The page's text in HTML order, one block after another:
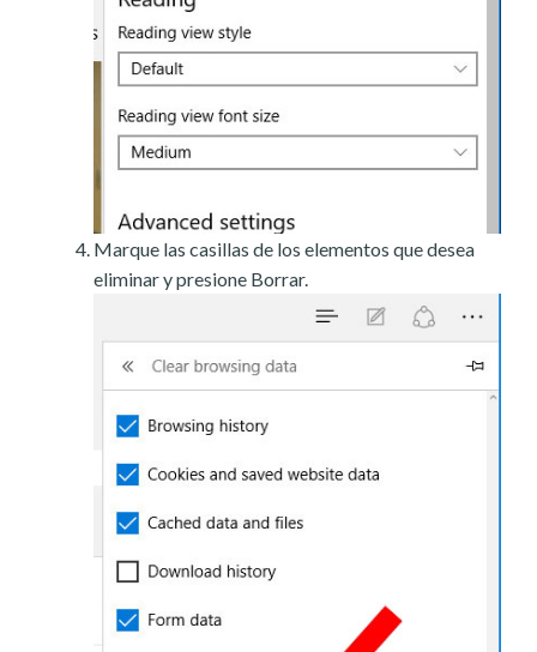
Marque las casillas de los elementos que desea
eliminar y presione Borrar.